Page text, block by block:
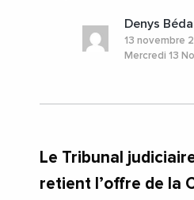
#Recrutement
Denys
13 novembre
Mercredi 13
Le Tribunal
retient l’offre de la